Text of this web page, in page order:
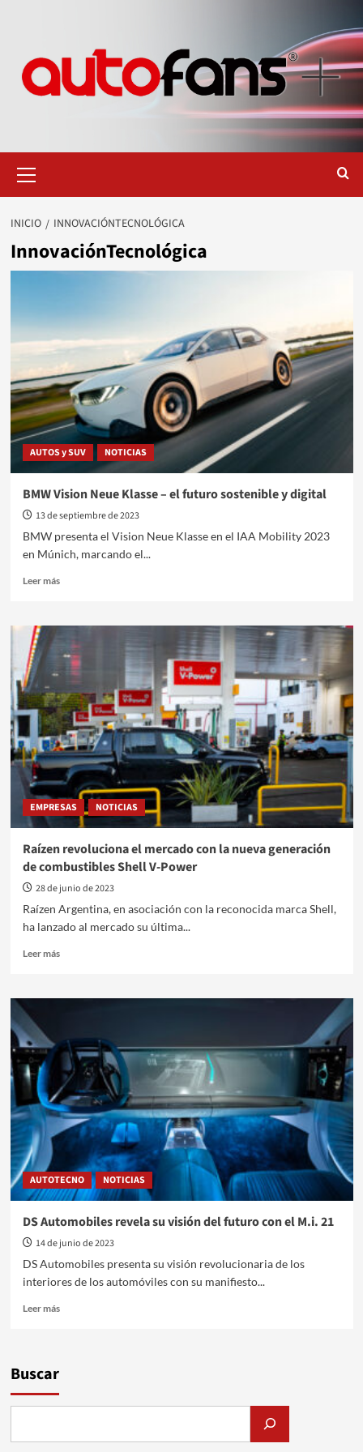
primario
INICIO INNOVACIÓNTECNOLÓGICA
InnovaciónTecnológica
AUTOS y SUV NOTICIAS
BMW Vision Neue Klasse – el futuro sostenible y digital
13 de septiembre de 2023
BMW presenta el Vision Neue Klasse en el IAA Mobility 2023
en Múnich, marcando el...
Leer másLeer
BMW
Vision
Neue
Klasse
el
futuro
sostenible
y
digital
EMPRESAS NOTICIAS
Raízen revoluciona el mercado con la nueva generación
de combustibles Shell V-Power
28 de junio de 2023
Raízen Argentina, en asociación con la reconocida marca Shell,
ha lanzado al mercado su última...
Leer másLeer
Raízen
mercado
con
la
nueva
generación
de
combustibles
Shell
Power
AUTOTECNO NOTICIAS
DS Automobiles revela su visión del futuro con el M.i. 21
14 de junio de 2023
DS Automobiles presenta su visión revolucionaria de los
interiores de los automóviles con su manifiesto...
Leer másLeer
su
futuro
Buscar